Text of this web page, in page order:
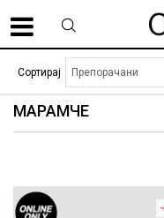
МАРАМЧЕ
Сортирај